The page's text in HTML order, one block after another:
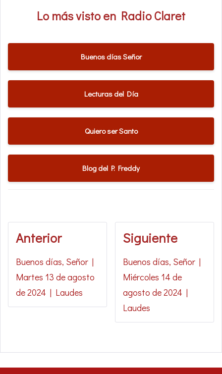
Lo más visto en Radio Claret
Buenos días Señor
Lecturas del Día
Quiero ser Santo
Blog del P. Freddy
Anterior
Buenos días, Señor |
Martes 13 de agosto
de 2024 | Laudes
Siguiente
Buenos días, Señor |
Miércoles 14 de
agosto de 2024 |
Laudes